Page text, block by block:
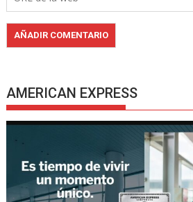
AMERICAN EXPRESS